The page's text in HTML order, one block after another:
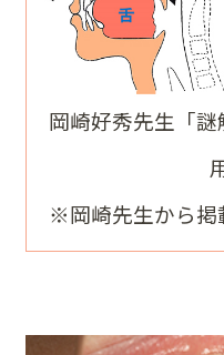
岡崎好秀先生「
※岡崎先生から掲